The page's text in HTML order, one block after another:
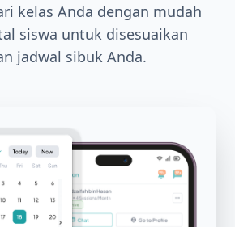
kelas Anda dengan mudah
siswa untuk disesuaikan
jadwal sibuk Anda.